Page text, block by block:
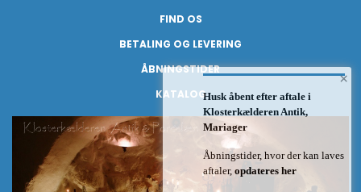
FIND OS
BETALING OG LEVERING
ÅBNINGSTIDER
KATALOG
×
Husk åbent efter aftale i
Klosterkælderen Antik,
Mariager
Åbningstider, hvor der kan laves
aftaler, opdateres her